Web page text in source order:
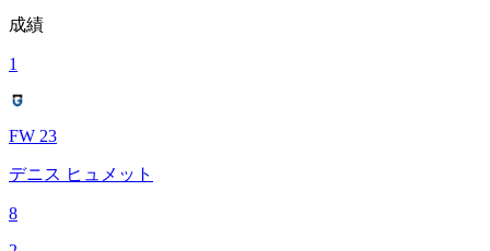
成績
1
FW 23
デニス ヒュメット
8